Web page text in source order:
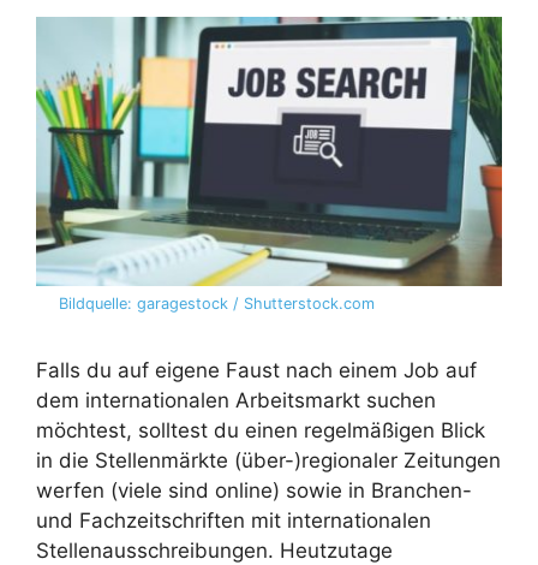
Bildquelle: garagestock / Shutterstock.com
Falls du auf eigene Faust nach einem Job auf
dem internationalen Arbeitsmarkt suchen
möchtest, solltest du einen regelmäßigen Blick
in die Stellenmärkte (über-)regionaler Zeitungen
werfen (viele sind online) sowie in Branchen-
und Fachzeitschriften mit internationalen
Stellenausschreibungen. Heutzutage